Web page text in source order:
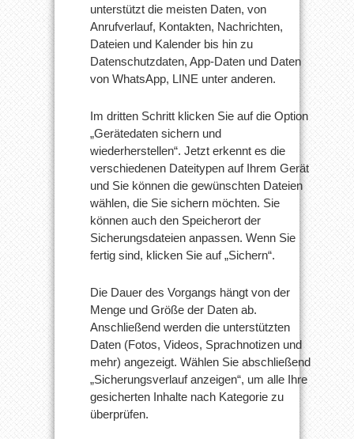
unterstützt die meisten Daten, von
Anrufverlauf, Kontakten, Nachrichten,
Dateien und Kalender bis hin zu
Datenschutzdaten, App-Daten und Daten
von WhatsApp, LINE unter anderen.
Im dritten Schritt klicken Sie auf die Option
„Gerätedaten sichern und
wiederherstellen“. Jetzt erkennt es die
verschiedenen Dateitypen auf Ihrem Gerät
und Sie können die gewünschten Dateien
wählen, die Sie sichern möchten. Sie
können auch den Speicherort der
Sicherungsdateien anpassen. Wenn Sie
fertig sind, klicken Sie auf „Sichern“.
Die Dauer des Vorgangs hängt von der
Menge und Größe der Daten ab.
Anschließend werden die unterstützten
Daten (Fotos, Videos, Sprachnotizen und
mehr) angezeigt. Wählen Sie abschließend
„Sicherungsverlauf anzeigen“, um alle Ihre
gesicherten Inhalte nach Kategorie zu
überprüfen.